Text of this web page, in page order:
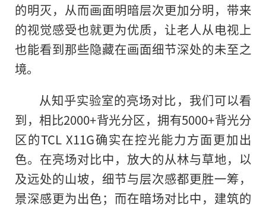
的明灭，从而画面明暗层次更加分明，带来
的视觉感受也就更为优质，让老人从电视上
也能看到那些隐藏在画面细节深处的未至之
境。
从知乎实验室的亮场对比，我们可以看
到，相比2000+背光分区，拥有5000+背光分
区的TCL X11G确实在控光能力方面更加出
色。在亮场对比中，放大的从林与草地，以
及远处的山坡，细节与层次感都更胜一筹，
景深感更为出色；而在暗场对比中，建筑的